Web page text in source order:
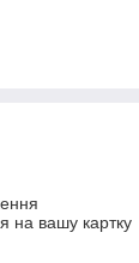
на вашу картку